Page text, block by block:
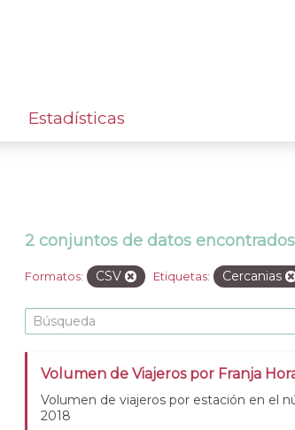
Estadísticas
2 conjuntos de datos encontrados
Formatos: CSV Etiquetas: Cercanias
Volumen de Viajeros por Franja
Volumen de viajeros por estación en el
2018